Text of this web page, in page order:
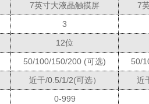
7英寸大液晶触摸屏
7
3
12位
50/100/150/200 (可选)
50/
近干/0.5/1/2(可选）
近
0-999